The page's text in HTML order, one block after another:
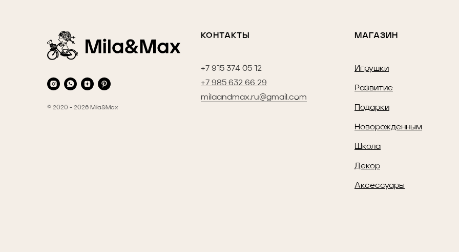
© 2020 - 2026 Mila&Max
КОНТАКТЫ
+7 915 374 05 12
+7 985 632 66 29
milaandmax.ru@gmail.com
МАГАЗИН
Игрушки
Развитие
Подарки
Новорожденным
Школа
Декор
Аксессуары